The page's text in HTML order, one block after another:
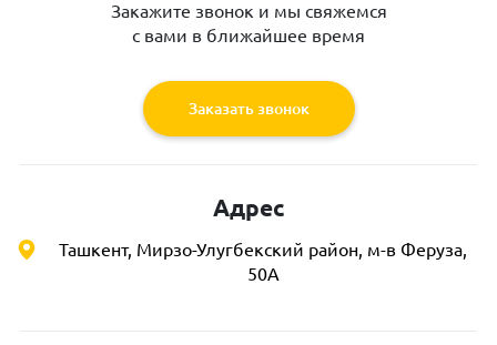
Закажите звонок и мы свяжемся
с вами в ближайшее время
Заказать звонок
Адрес
Ташкент, Мирзо-Улугбекский район, м-в Феруза,
50А